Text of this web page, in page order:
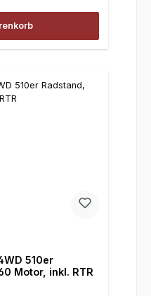
510er
Motor, inkl. RTR